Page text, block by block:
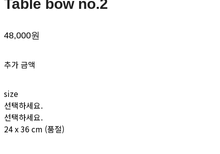
Table bow no.2
48,000원
추가 금액
size
선택하세요.
선택하세요.
24 x 36 cm (품절)